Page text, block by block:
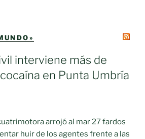
interviene más de
en Punta Umbría
arrojó al mar 27 fardos
huir de los agentes frente a las